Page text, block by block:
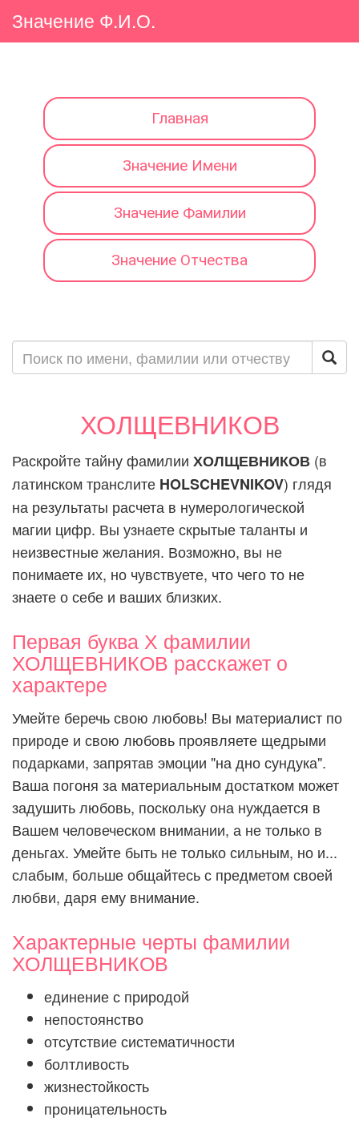
Значение Ф.И.О.
Главная
Значение Имени
Значение Фамилии
Значение Отчества
ХОЛЩЕВНИКОВ
Раскройте тайну фамилии ХОЛЩЕВНИКОВ (в
латинском транслите HOLSCHEVNIKOV) глядя
на результаты расчета в нумерологической
магии цифр. Вы узнаете скрытые таланты и
неизвестные желания. Возможно, вы не
понимаете их, но чувствуете, что чего то не
знаете о себе и ваших близких.
Первая буква Х фамилии
ХОЛЩЕВНИКОВ расскажет о
характере
Умейте беречь свою любовь! Вы материалист по
природе и свою любовь проявляете щедрыми
подарками, запрятав эмоции "на дно сундука".
Ваша погоня за материальным достатком может
задушить любовь, поскольку она нуждается в
Вашем человеческом внимании, а не только в
деньгах. Умейте быть не только сильным, но и...
слабым, больше общайтесь с предметом своей
любви, даря ему внимание.
Характерные черты фамилии
ХОЛЩЕВНИКОВ
единение с природой
непостоянство
отсутствие систематичности
болтливость
жизнестойкость
проницательность